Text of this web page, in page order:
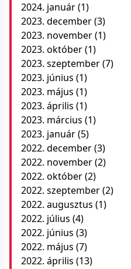
2024. január(1)
2023. december(3)
2023. november(1)
2023. október(1)
2023. szeptember(7)
2023. június (1)
2023. május (1)
2023. április (1)
2023. március (1)
2023. január(5)
2022. december(3)
2022. november(2)
2022. október(2)
2022. szeptember(2)
2022. augusztus (1)
2022. július (4)
2022. június (3)
2022. május (7)
2022. április (13)